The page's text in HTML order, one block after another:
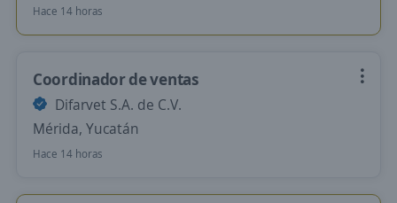
Hace 14 horas
Coordinador de ventas
Difarvet S.A. de C.V.
Mérida, Yucatán
Hace 14 horas